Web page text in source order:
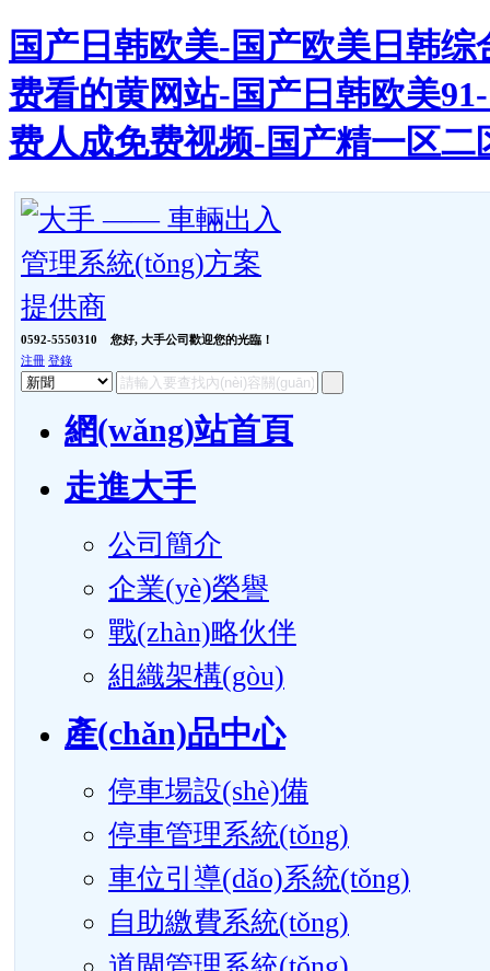
国产日韩欧美-国产欧美日韩
费看的黄网站-国产日韩欧美
费人成免费视频-国产精一区
0592-5550310 您好, 大手公司歡迎您的光臨！
注冊 登錄
網(wǎng)站首頁
走進大手
公司簡介
企業(yè)榮譽
戰(zhàn)略伙伴
組織架構(gòu)
產(chǎn)品中心
停車場設(shè)備
停車管理系統(tǒng)
車位引導(dǎo)系統(tǒng)
自助繳費系統(tǒng)